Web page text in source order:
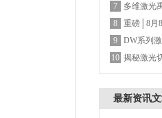
机，这几
7
多维激光
式圆满结
8
重磅│8月
产基地投
9
DW系列
树障及电
10 揭秘激光
面纱，聚
最新资讯